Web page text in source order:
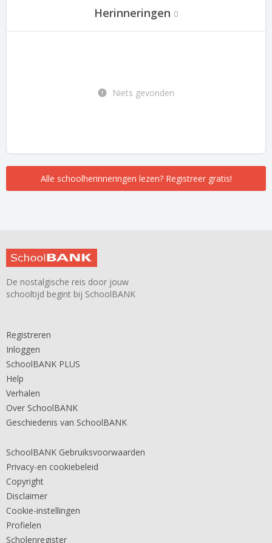
Herinneringen 0
Niets gevonden
Alle schoolherinneringen lezen? Registreer gratis!
De nostalgische reis door jouw
schooltijd begint bij SchoolBANK
Registreren
Inloggen
SchoolBANK PLUS
Help
Verhalen
Over SchoolBANK
Geschiedenis van SchoolBANK
SchoolBANK Gebruiksvoorwaarden
Privacy-en cookiebeleid
Copyright
Disclaimer
Cookie-instellingen
Profielen
Scholenregister